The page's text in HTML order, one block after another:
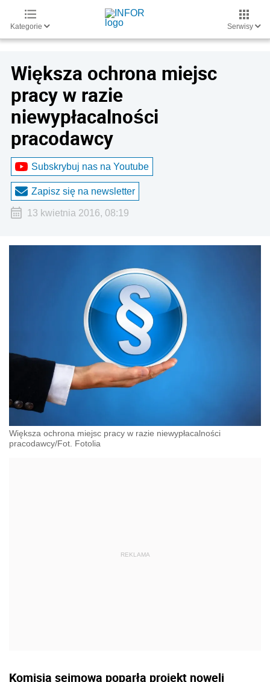
Kategorie Serwisy
Większa ochrona miejsc
pracy w razie
niewypłacalności
pracodawcy
Subskrybuj nas na Youtube
Zapisz się na newsletter
13 kwietnia 2016, 08:19
Większa ochrona miejsc pracy w razie niewypłacalności
pracodawcy/Fot. Fotolia
Komisja sejmowa poparła projekt noweli